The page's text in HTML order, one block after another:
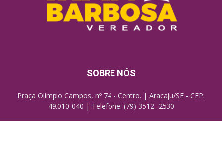
SOBRE NÓS
Praça Olimpio Campos, nº 74 - Centro. | Aracaju/SE - CEP:
49.010-040 | Telefone: (79) 3512- 2530